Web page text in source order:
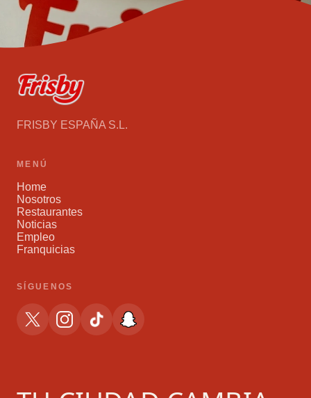
FRISBY ESPAÑA S.L.
MENÚ
Home
Nosotros
Restaurantes
Noticias
Empleo
Franquicias
SÍGUENOS